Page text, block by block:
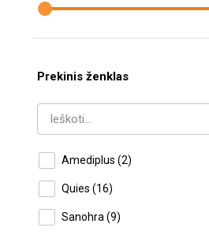
Prekinis ženklas
Amediplus (2)
Quies (16)
Sanohra (9)